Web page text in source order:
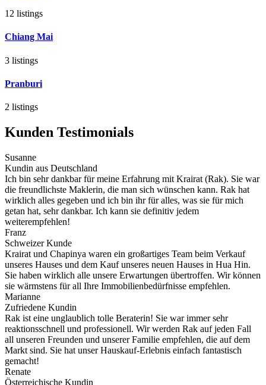
12 listings
Chiang Mai
3 listings
Pranburi
2 listings
Kunden Testimonials
Susanne
Kundin aus Deutschland
Ich bin sehr dankbar für meine Erfahrung mit Krairat (Rak). Sie war
die freundlichste Maklerin, die man sich wünschen kann. Rak hat
wirklich alles gegeben und ich bin ihr für alles, was sie für mich
getan hat, sehr dankbar. Ich kann sie definitiv jedem
weiterempfehlen!
Franz
Schweizer Kunde
Krairat und Chapinya waren ein großartiges Team beim Verkauf
unseres Hauses und dem Kauf unseres neuen Hauses in Hua Hin.
Sie haben wirklich alle unsere Erwartungen übertroffen. Wir können
sie wärmstens für all Ihre Immobilienbedürfnisse empfehlen.
Marianne
Zufriedene Kundin
Rak ist eine unglaublich tolle Beraterin! Sie war immer sehr
reaktionsschnell und professionell. Wir werden Rak auf jeden Fall
all unseren Freunden und unserer Familie empfehlen, die auf dem
Markt sind. Sie hat unser Hauskauf-Erlebnis einfach fantastisch
gemacht!
Renate
Österreichische Kundin